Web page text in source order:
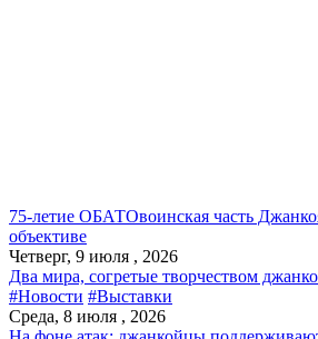
75-летие ОБАТОвоинская часть
объективе
Четверг, 9 июля , 2026
Два мира, согретые творчеством
#Новости #Выставки
Среда, 8 июля , 2026